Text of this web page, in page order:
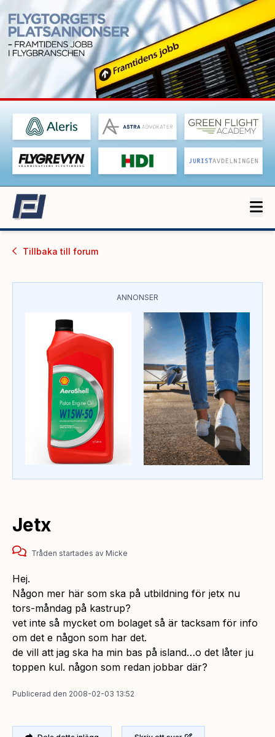
Tillbaka till forum
ANNONSER
Jetx
Tråden startades av Micke
Hej.
Någon mer här som ska på utbildning för jetx nu
tors-måndag på kastrup?
vet inte så mycket om bolaget så är tacksam för info
om det e någon som har det.
de vill att jag ska ha min bas på island…o det låter ju
toppen kul. någon som redan jobbar där?
Publicerad den 2008-02-03 13:52